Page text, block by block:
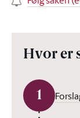
Hvor er
1